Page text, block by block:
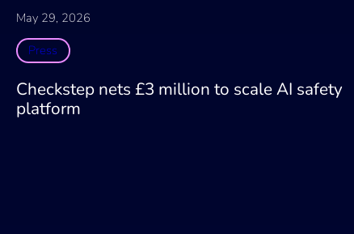
May 29, 2026
Press
Checkstep nets £3 million to scale AI safety
platform